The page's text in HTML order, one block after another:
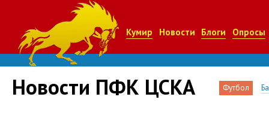
Кумир Новости Блоги Опросы
Новости ПФК ЦСКА Футбол